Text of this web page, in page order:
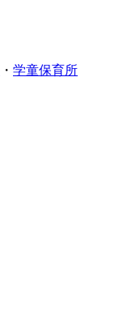
・ 学童保育所